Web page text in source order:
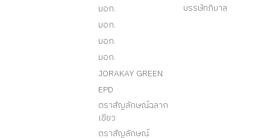
มอก.
มอก.
มอก.
มอก.
JORAKAY GREEN
EPD
ตราสัญลักษณ์ฉลาก
เขียว
ตราสัญลักษณ์
บรรษัทภิบาล